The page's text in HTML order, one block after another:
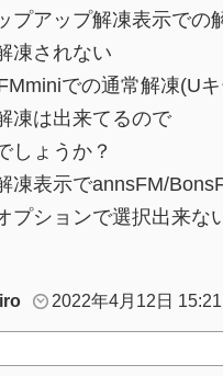
プアップ解凍表示での
凍されない
での通常解凍(U
凍は出来てるので
しょうか？
凍表示でannsFM/
プションで選択出来な
2022年4月12日 15:21